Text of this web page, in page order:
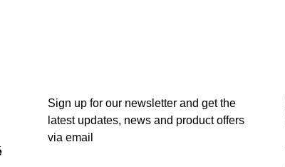
Sign up for our newsletter and get the
latest updates, news and product offers
via email